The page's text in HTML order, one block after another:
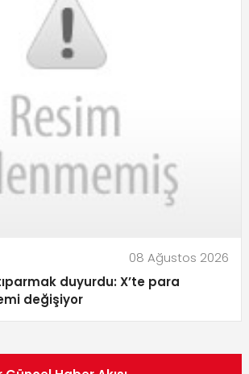
08 Ağustos 2026
duyurdu: X’te para
değişiyor